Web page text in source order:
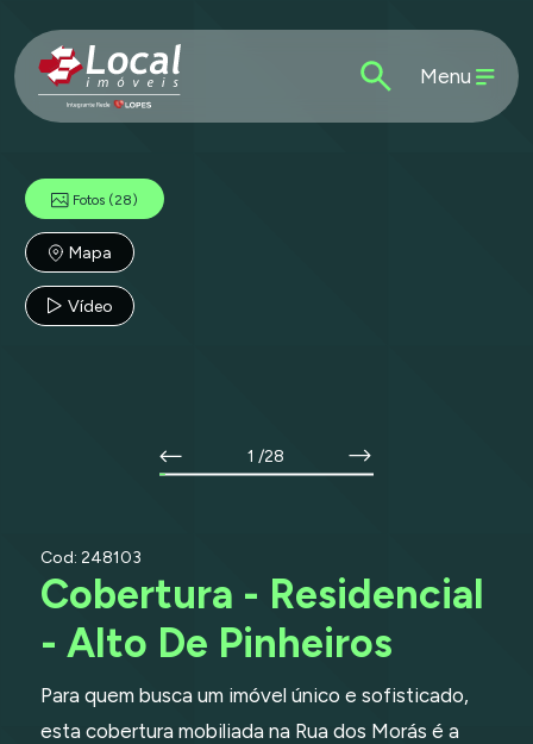
Menu
Fotos (28)
Mapa
Vídeo
1 /28
Cod: 248103
Cobertura - Residencial
- Alto De Pinheiros
Para quem busca um imóvel único e sofisticado,
esta cobertura mobiliada na Rua dos Morás é a